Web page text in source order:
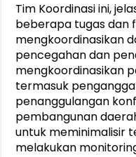
Tim Koordinasi ini,
beberapa tugas dan
mengkoordinasikan
pencegahan dan
mengkoordinasikan
termasuk
penanggulangan
pembangunan
untuk meminimalisir
melakukan